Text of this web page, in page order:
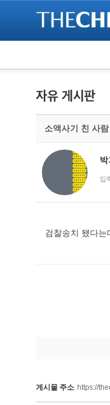
소액사기 친 사
입
검찰송치 됐다
게시물 주소 https://